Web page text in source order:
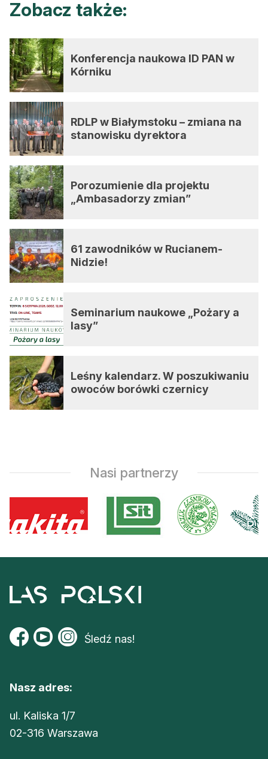
Zobacz także:
Konferencja naukowa ID PAN w
Kórniku
RDLP w Białymstoku – zmiana na
stanowisku dyrektora
Porozumienie dla projektu
„Ambasadorzy zmian”
61 zawodników w Rucianem-
Nidzie!
Seminarium naukowe „Pożary a
lasy”
Leśny kalendarz. W poszukiwaniu
owoców borówki czernicy
Nasi partnerzy
Śledź nas!
Nasz adres:
ul. Kaliska 1/7
02-316 Warszawa